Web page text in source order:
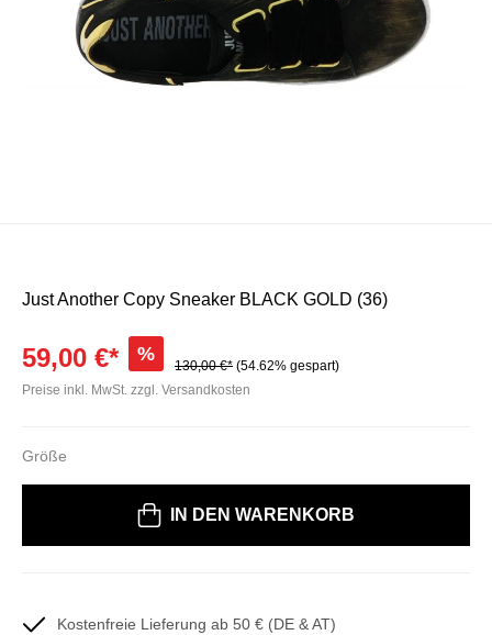
Just Another Copy Sneaker BLACK GOLD (36)
59,00 €* %
130,00 €* (54.62% gespart)
Preise inkl. MwSt. zzgl. Versandkosten
Größe
IN DEN WARENKORB
Kostenfreie Lieferung ab 50 € (DE & AT)